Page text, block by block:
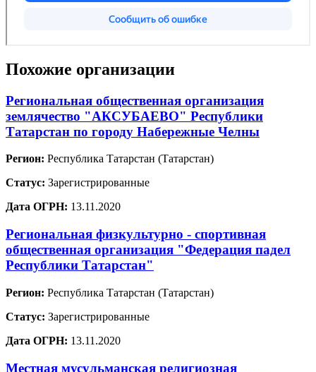
Похожие организации
Региональная общественная организация
землячество "АКСУБАЕВО" Республики
Татарстан по городу Набережные Челны
Регион: Республика Татарстан (Татарстан)
Статус: Зарегистрированные
Дата ОГРН: 13.11.2020
Региональная физкультурно - спортивная
общественная организация "Федерация падел
Республики Татарстан"
Регион: Республика Татарстан (Татарстан)
Статус: Зарегистрированные
Дата ОГРН: 13.11.2020
Местная мусульманская религиозная